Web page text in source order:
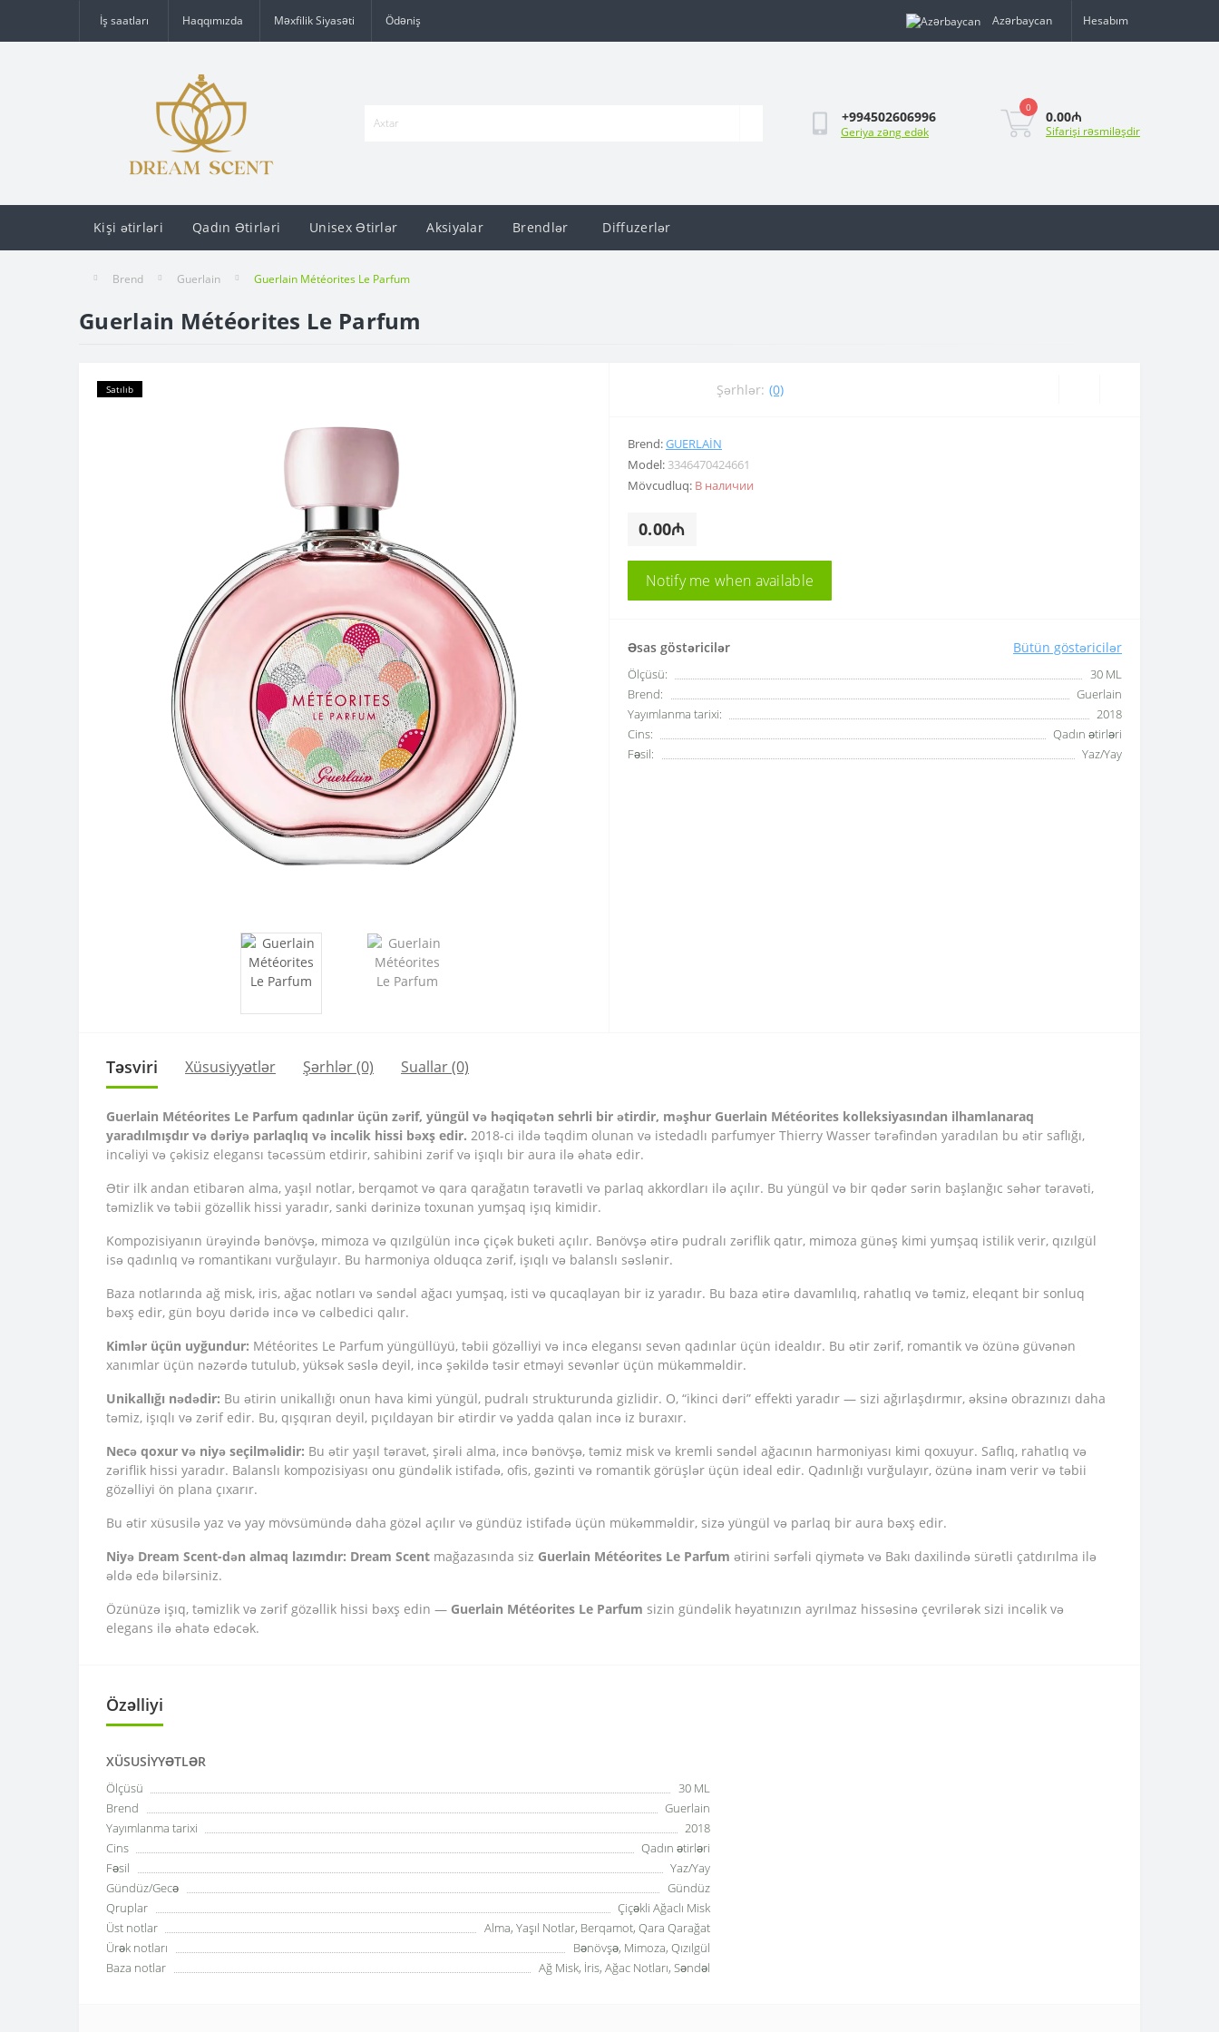
İş saatları Haqqımızda Məxfilik Siyasəti Ödəniş Azərbaycan Hesabım
+994502606996
Geriya zəng edək
0
0.00₼
Sifarişi rəsmiləşdir
Kişi ətirləri Qadın Ətirləri Unisex Ətirlər Aksiyalar Brendlər Diffuzerlər
Brend Guerlain Guerlain Météorites Le Parfum
Guerlain Météorites Le Parfum
Satılıb Şərhlər: (0)
Brend:GUERLAIN
Model: 3346470424661
Mövcudluq: В наличии
0.00₼
Notify me when available
Əsas göstəricilər Bütün göstəricilər
Ölçüsü:
30 ML
Brend:
Guerlain
Yayımlanma tarixi:
2018
Cins:
Qadın ətirləri
Fəsil:
Yaz/Yay
Təsviri Xüsusiyyətlər Şərhlər (0) Suallar(0)
Guerlain Météorites Le Parfum qadınlar üçün zərif, yüngül və həqiqətən sehrli bir ətirdir, məşhur Guerlain Météorites kolleksiyasından ilhamlanaraq
yaradılmışdır və dəriyə parlaqlıq və incəlik hissi bəxş edir. 2018-ci ildə təqdim olunan və istedadlı parfumyer Thierry Wasser tərəfindən yaradılan bu ətir saflığı,
incəliyi və çəkisiz elegansı təcəssüm etdirir, sahibini zərif və işıqlı bir aura ilə əhatə edir.
Ətir ilk andan etibarən alma, yaşıl notlar, berqamot və qara qarağatın təravətli və parlaq akkordları ilə açılır. Bu yüngül və bir qədər sərin başlanğıc səhər təravəti,
təmizlik və təbii gözəllik hissi yaradır, sanki dərinizə toxunan yumşaq işıq kimidir.
Kompozisiyanın ürəyində bənövşə, mimoza və qızılgülün incə çiçək buketi açılır. Bənövşə ətirə pudralı zəriflik qatır, mimoza günəş kimi yumşaq istilik verir, qızılgül
isə qadınlıq və romantikanı vurğulayır. Bu harmoniya olduqca zərif, işıqlı və balanslı səslənir.
Baza notlarında ağ misk, iris, ağac notları və səndəl ağacı yumşaq, isti və qucaqlayan bir iz yaradır. Bu baza ətirə davamlılıq, rahatlıq və təmiz, eleqant bir sonluq
bəxş edir, gün boyu dəridə incə və cəlbedici qalır.
Kimlər üçün uyğundur: Météorites Le Parfum yüngüllüyü, təbii gözəlliyi və incə elegansı sevən qadınlar üçün idealdır. Bu ətir zərif, romantik və özünə güvənən
xanımlar üçün nəzərdə tutulub, yüksək səslə deyil, incə şəkildə təsir etməyi sevənlər üçün mükəmməldir.
Unikallığı nədədir: Bu ətirin unikallığı onun hava kimi yüngül, pudralı strukturunda gizlidir. O, “ikinci dəri” effekti yaradır — sizi ağırlaşdırmır, əksinə obrazınızı daha
təmiz, işıqlı və zərif edir. Bu, qışqıran deyil, pıçıldayan bir ətirdir və yadda qalan incə iz buraxır.
Necə qoxur və niyə seçilməlidir: Bu ətir yaşıl təravət, şirəli alma, incə bənövşə, təmiz misk və kremli səndəl ağacının harmoniyası kimi qoxuyur. Saflıq, rahatlıq və
zəriflik hissi yaradır. Balanslı kompozisiyası onu gündəlik istifadə, ofis, gəzinti və romantik görüşlər üçün ideal edir. Qadınlığı vurğulayır, özünə inam verir və təbii
gözəlliyi ön plana çıxarır.
Bu ətir xüsusilə yaz və yay mövsümündə daha gözəl açılır və gündüz istifadə üçün mükəmməldir, sizə yüngül və parlaq bir aura bəxş edir.
Niyə Dream Scent-dən almaq lazımdır: Dream Scent mağazasında siz Guerlain Météorites Le Parfum ətirini sərfəli qiymətə və Bakı daxilində sürətli çatdırılma ilə
əldə edə bilərsiniz.
Özünüzə işıq, təmizlik və zərif gözəllik hissi bəxş edin — Guerlain Météorites Le Parfum sizin gündəlik həyatınızın ayrılmaz hissəsinə çevrilərək sizi incəlik və
elegans ilə əhatə edəcək.
Özəlliyi
XÜSUSIYYƏTLƏR
Ölçüsü
30 ML
Brend
Guerlain
Yayımlanma tarixi
2018
Cins
Qadın ətirləri
Fəsil
Yaz/Yay
Gündüz/Gecə
Gündüz
Qruplar
Çiçəkli Ağaclı Misk
Üst notlar
Alma, Yaşıl Notlar, Berqamot, Qara Qarağat
Ürək notları
Bənövşə, Mimoza, Qızılgül
Baza notlar
Ağ Misk, İris, Ağac Notları, Səndəl